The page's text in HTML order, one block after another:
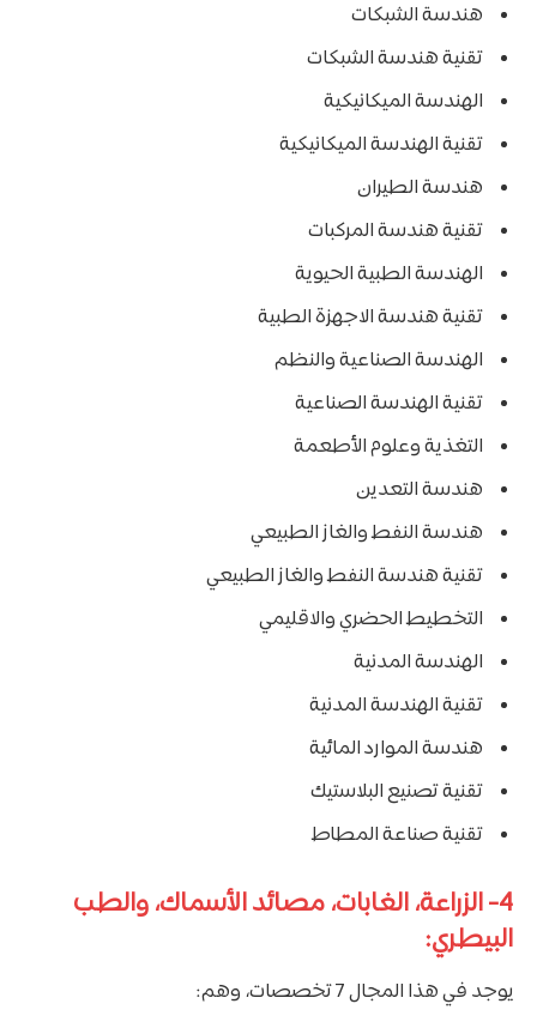
هندسة الشبكات
تقنية هندسة الشبكات
الهندسة الميكانيكية
تقنية الهندسة الميكانيكية
هندسة الطيران
تقنية هندسة المركبات
الهندسة الطبية الحيوية
تقنية هندسة الاجهزة الطبية
الهندسة الصناعية والنظم
تقنية الهندسة الصناعية
التغذية وعلوم الأطعمة
هندسة التعدين
هندسة النفط والغاز الطبيعي
تقنية هندسة النفط والغاز الطبيعي
التخطيط الحضري والاقليمي
الهندسة المدنية
تقنية الهندسة المدنية
هندسة الموارد المائية
تقنية تصنيع البلاستيك
تقنية صناعة المطاط
4- الزراعة، الغابات، مصائد الأسماك، والطب
البيطري:
يوجد في هذا المجال 7 تخصصات، وهم: